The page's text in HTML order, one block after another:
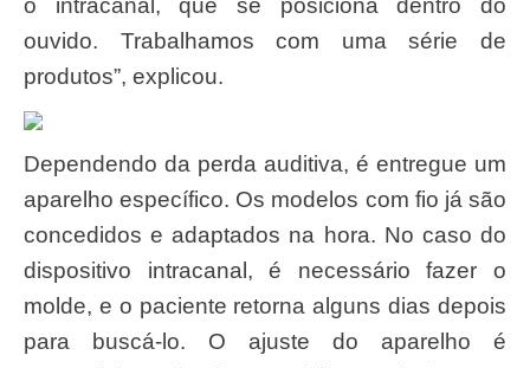
ouvido. Trabalhamos com uma série de
produtos”, explicou.
Dependendo da perda auditiva, é entregue um
aparelho específico. Os modelos com fio já são
concedidos e adaptados na hora. No caso do
dispositivo intracanal, é necessário fazer o
molde, e o paciente retorna alguns dias depois
para buscá-lo. O ajuste do aparelho é